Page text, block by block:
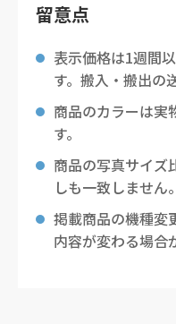
留意点
表示価格は1週間
す。搬入・搬出の
商品のカラーは実
す。
商品の写真サイズ
しも一致しません。
掲載商品の機種変
内容が変わる場合